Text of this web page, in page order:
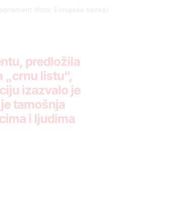
(foto: Evropska banka)
predložila
„crnu listu“,
izazvalo je
tamošnja
i ljudima